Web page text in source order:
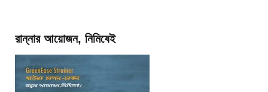
রান্নার আয়োজন, নিমিষেই